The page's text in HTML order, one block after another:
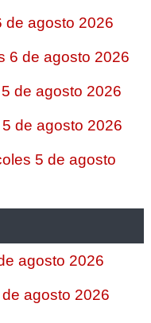
de agosto 2026
6 de agosto 2026
de agosto 2026
de agosto 2026
5 de agosto
agosto 2026
agosto 2026